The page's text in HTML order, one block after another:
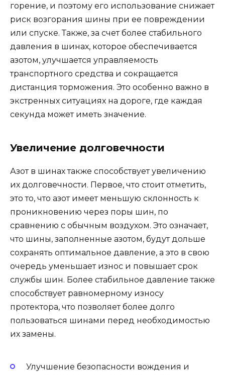
горение, и поэтому его использование снижает
риск возгорания шины при ее повреждении
или спуске. Также, за счет более стабильного
давления в шинах, которое обеспечивается
азотом, улучшается управляемость
транспортного средства и сокращается
дистанция торможения. Это особенно важно в
экстренных ситуациях на дороге, где каждая
секунда может иметь значение.
Увеличение долговечности
Азот в шинах также способствует увеличению
их долговечности. Первое, что стоит отметить,
это то, что азот имеет меньшую склонность к
проникновению через поры шин, по
сравнению с обычным воздухом. Это означает,
что шины, заполненные азотом, будут дольше
сохранять оптимальное давление, а это в свою
очередь уменьшает износ и повышает срок
службы шин. Более стабильное давление также
способствует равномерному износу
протектора, что позволяет более долго
пользоваться шинами перед необходимостью
их замены.
Улучшение безопасности вождения и